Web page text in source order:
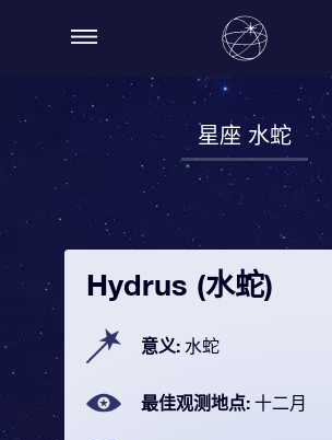
星座 水蛇
Hydrus (水蛇)
意义: 水蛇
最佳观测地点: 十二月